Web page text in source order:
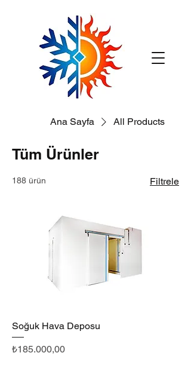
Ana Sayfa All Products
Tüm Ürünler
188 ürün Filtrele
Soğuk Hava Deposu
Fiyat
₺185.000,00